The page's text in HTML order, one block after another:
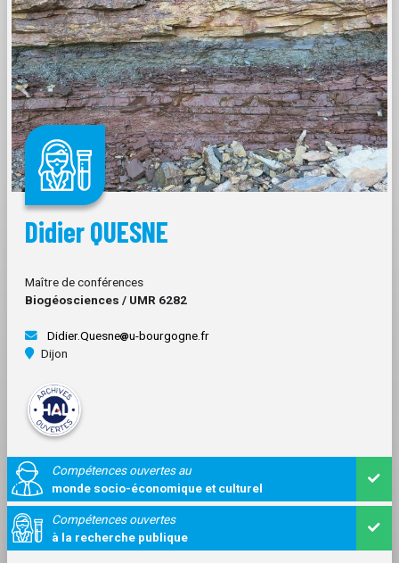
Didier QUESNE
Maître de conférences
Biogéosciences / UMR 6282
Didier.Quesne
u-bourgogne.fr
Dijon
Compétences ouvertes au
monde socio-économique et culturel
Compétences ouvertes
à la recherche publique